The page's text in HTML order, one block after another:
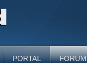
PORTAL FORUM